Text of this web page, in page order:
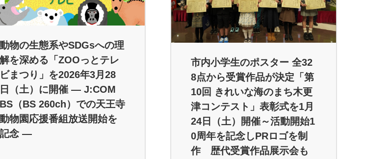
動物の生態系やSDGsへの理
解を深める「ZOOっとテレ
ビまつり」を2026年3月28
日（土）に開催 ― J:COM
BS（BS 260ch）での天王寺
動物園応援番組放送開始を
記念 ―
市内小学生のポスター 全32
8点から受賞作品が決定「第
10回 きれいな海のまち木更
津コンテスト」表彰式を1月
24日（土）開催～活動開始1
0周年を記念しPRロゴを制
作 歴代受賞作品展示会も